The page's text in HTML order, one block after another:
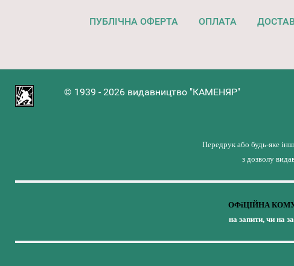
ПУБЛІЧНА ОФЕРТА ОПЛАТА
© 1939 - 2026 видавництво "КАМЕНЯР"
Передрук або будь-яке
з дозволу
ОФіЦІЙНА
на запити, чи на